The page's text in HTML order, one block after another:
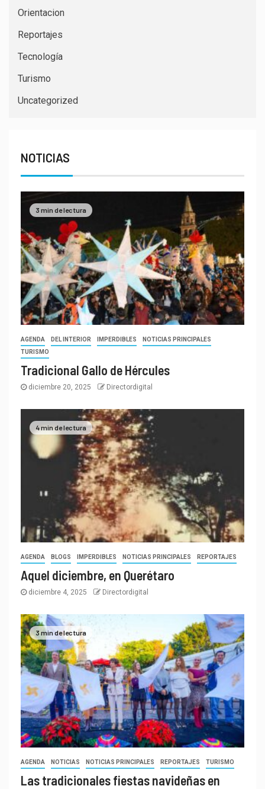
Orientacion
Reportajes
Tecnología
Turismo
Uncategorized
NOTICIAS
3 min de lectura
AGENDA DEL INTERIOR IMPERDIBLES
NOTICIAS PRINCIPALES
TURISMO
Tradicional Gallo de Hércules
diciembre 20, 2025 Directordigital
4 min de lectura
AGENDA BLOGS IMPERDIBLES NOTICIAS PRINCIPALES REPORTAJES
Aquel diciembre, en Querétaro
diciembre 4, 2025 Directordigital
3 min de lectura
AGENDA NOTICIAS NOTICIAS PRINCIPALES REPORTAJES TURISMO
Las tradicionales fiestas navideñas en